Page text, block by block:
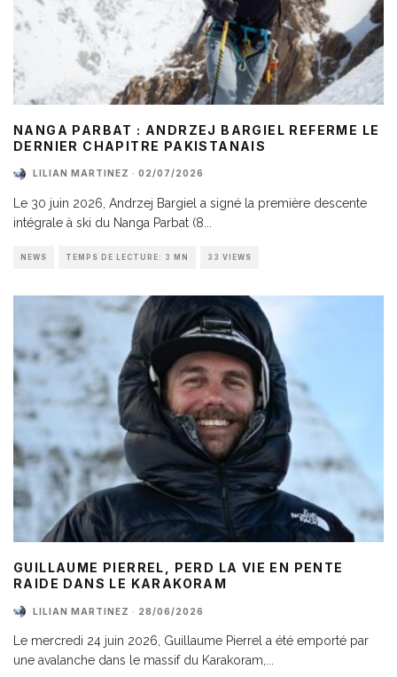
NANGA PARBAT : ANDRZEJ BARGIEL REFERME LE
DERNIER CHAPITRE PAKISTANAIS
LILIAN MARTINEZ · 02/07/2026
Le 30 juin 2026, Andrzej Bargiel a signé la première descente
intégrale à ski du Nanga Parbat (8
NEWS TEMPS DE LECTURE: 3 MN 33 VIEWS
GUILLAUME PIERREL, PERD LA VIE EN PENTE
RAIDE DANS LE KARAKORAM
LILIAN MARTINEZ · 28/06/2026
Le mercredi 24 juin 2026, Guillaume Pierrel a été emporté par
une avalanche dans le massif du Karakoram,...